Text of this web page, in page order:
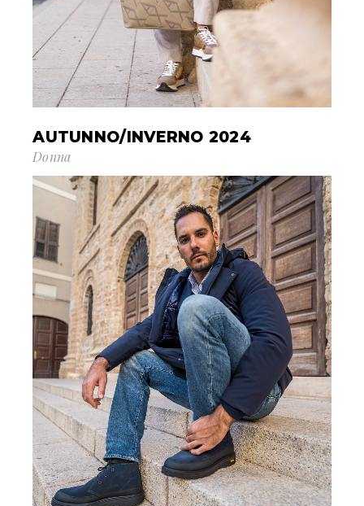
AUTUNNO/INVERNO 2024
Donna